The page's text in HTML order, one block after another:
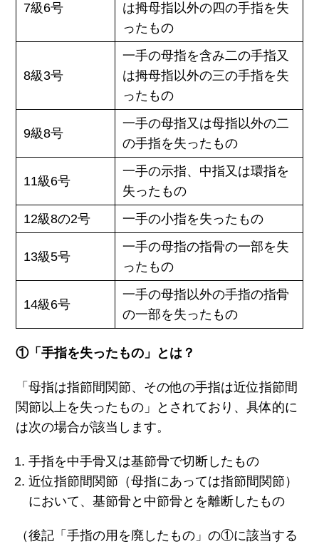
7級6号
は拇母指以外の四の手指を失
ったもの
8級3号
一手の母指を含み二の手指又
は拇母指以外の三の手指を失
ったもの
9級8号
一手の母指又は母指以外の二
の手指を失ったもの
11級6号
一手の示指、中指又は環指を
失ったもの
12級8の2号
一手の小指を失ったもの
13級5号
一手の母指の指骨の一部を失
ったもの
14級6号
一手の母指以外の手指の指骨
の一部を失ったもの
①「手指を失ったもの」とは？
「母指は指節間関節、その他の手指は近位指節間
関節以上を失ったもの」とされており、具体的に
は次の場合が該当します。
手指を中手骨又は基節骨で切断したもの
近位指節間関節（母指にあっては指節間関節）
において、基節骨と中節骨とを離断したもの
（後記「手指の用を廃したもの」の①に該当する